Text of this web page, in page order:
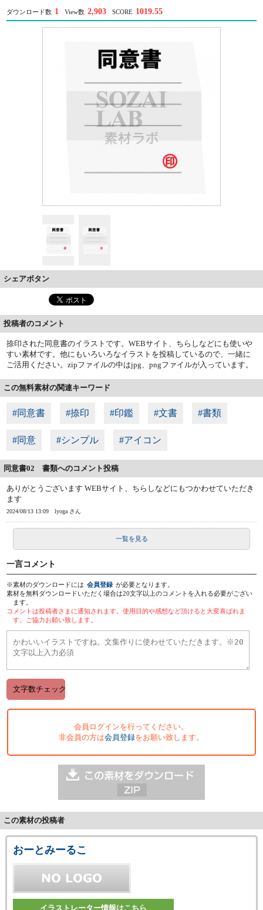
ダウンロード数 1 View数 2,903 SCORE 1019.55
シェアボタン
投稿者のコメント
捺印された同意書のイラストです。WEBサイト、ちらしなどにも使いや
すい素材です。他にもいろいろなイラストを投稿しているので、一緒に
ご活用ください。zipファイルの中はjpg、pngファイルが入っています。
この無料素材の関連キーワード
#同意書 #捺印 #印鑑 #文書 #書類
#同意 #シンプル #アイコン
同意書02 書類へのコメント投稿
ありがとうございます WEBサイト、ちらしなどにもつかわせていただき
ます
2024/08/13 13:09 lyoga さん
一覧を見る
一言コメント
※素材のダウンロードには 会員登録 が必要となります。
素材を無料ダウンロードいただく場合は20文字以上のコメントを入れる必要がござい
ます。
コメントは投稿者さまに通知されます。使用目的や感想など頂けると大変喜ばれま
す。ご協力お願い致します。
会員ログインを行ってください。
非会員の方は会員登録をお願い致します。
この素材の投稿者
おーとみーるこ
イラストレーター情報はこちら